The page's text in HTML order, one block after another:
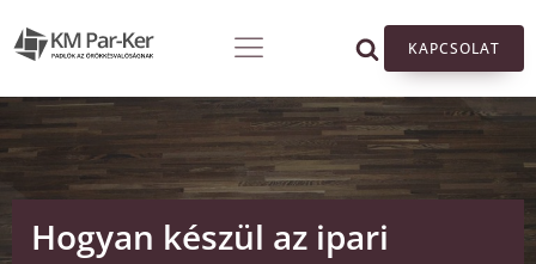
KAPCSOLAT
Hogyan készül az ipari